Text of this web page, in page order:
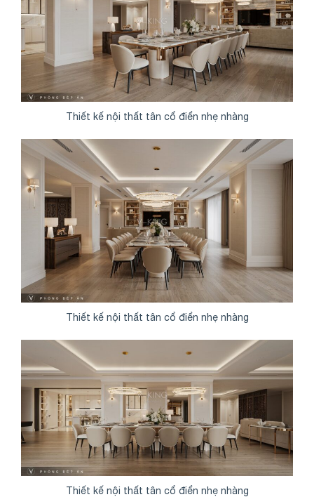
Thiết kế nội thất tân cổ điển nhẹ nhàng
Thiết kế nội thất tân cổ điển nhẹ nhàng
Thiết kế nội thất tân cổ điển nhẹ nhàng